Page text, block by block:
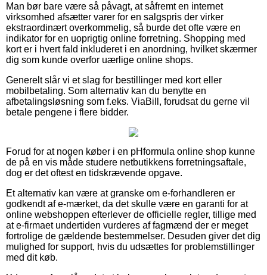
Man bør bare være så påvagt, at såfremt en internet
virksomhed afsætter varer for en salgspris der virker
ekstraordinært overkommelig, så burde det ofte være en
indikator for en uoprigtig online forretning. Shopping med
kort er i hvert fald inkluderet i en anordning, hvilket skærmer
dig som kunde overfor uærlige online shops.
Generelt slår vi et slag for bestillinger med kort eller
mobilbetaling. Som alternativ kan du benytte en
afbetalingsløsning som f.eks. ViaBill, forudsat du gerne vil
betale pengene i flere bidder.
Forud for at nogen køber i en pHformula online shop kunne
de på en vis måde studere netbutikkens forretningsaftale,
dog er det oftest en tidskrævende opgave.
Et alternativ kan være at granske om e-forhandleren er
godkendt af e-mærket, da det skulle være en garanti for at
online webshoppen efterlever de officielle regler, tillige med
at e-firmaet undertiden vurderes af fagmænd der er meget
fortrolige de gældende bestemmelser. Desuden giver det dig
mulighed for support, hvis du udsættes for problemstillinger
med dit køb.